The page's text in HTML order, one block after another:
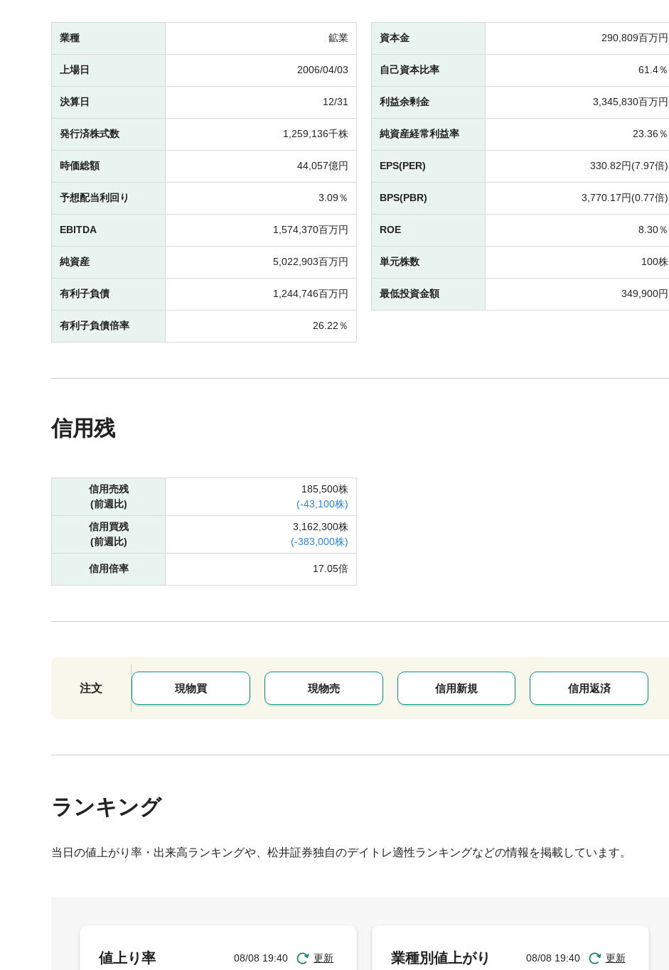
業種 鉱業
上場日 2006/04/03
決算日 12/31
発行済株式数 1,259,136千株
時価総額 44,057億円
予想配当利回り 3.09％
EBITDA 1,574,370百万円
純資産 5,022,903百万円
有利子負債 1,244,746百万円
有利子負債倍率 26.22％
資本金 290,809百万円
自己資本比率 61.4％
利益余剰金 3,345,830百万円
純資産経常利益率 23.36％
EPS(PER) 330.82円(7.97倍)
BPS(PBR) 3,770.17円(0.77倍)
ROE 8.30％
単元株数 100株
最低投資金額 349,900円
信用残
信用売残
(前週比)
185,500株
(-43,100株)
信用買残
(前週比)
3,162,300株
(-383,000株)
信用倍率 17.05倍
注文 現物買 現物売 信用新規 信用返済
ランキング
当日の値上がり率・出来高ランキングや、松井証券独自のデイトレ適性ランキングなどの情報を掲載しています。